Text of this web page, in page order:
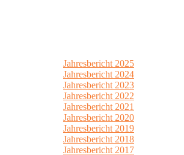
Jahresbericht 2025
Jahresbericht 2024
Jahresbericht 2023
Jahresbericht 2022
Jahresbericht 2021
Jahresbericht 2020
Jahresbericht 2019
Jahresbericht 2018
Jahresbericht 2017